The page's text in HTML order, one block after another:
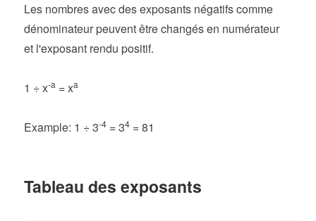
Les nombres avec des exposants négatifs comme
dénominateur peuvent être changés en numérateur
et l'exposant rendu positif.
1 ÷ x-a = xa
Example: 1 ÷ 3-4 = 34 = 81
Tableau des exposants